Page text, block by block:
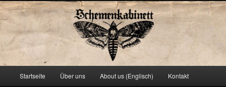
Schemenkabinett
Zum
Startseite Über uns About us (Englisch) Kontakt